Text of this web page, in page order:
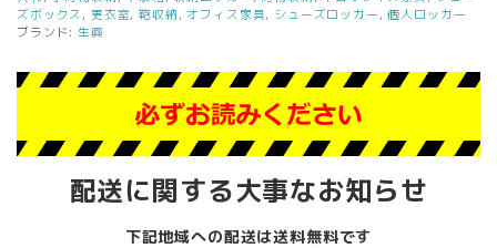
新
品
産
W900×D350×H945
付
ズボックス , 更衣室,鞄収納 , オフィス家具, シューズロッカー ,個人ロッカー
ブランド: 生興
配送に関する大事なお知らせ
下記地域への配送は送料無料です